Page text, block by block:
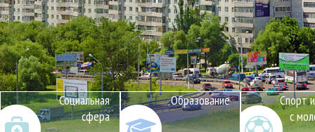
Социальная
сфера
Образование
Спорт
с